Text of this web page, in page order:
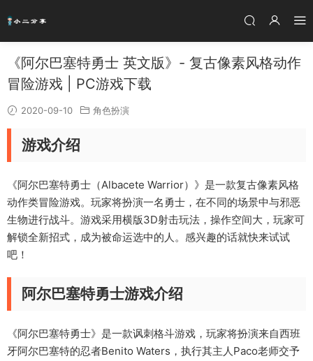
《阿尔巴塞特勇士 英文版》- 复古像素风格动作
冒险游戏 | PC游戏下载
2020-09-10 角色扮演
游戏介绍
《阿尔巴塞特勇士（Albacete Warrior）》是一款复古像素风格
动作类冒险游戏。玩家将扮演一名勇士，在不同的场景中与邪恶
生物进行战斗。游戏采用横版3D射击玩法，操作空间大，玩家可
解锁全新招式，成为被命运选中的人。感兴趣的话就快来试试
吧！
阿尔巴塞特勇士游戏介绍
《阿尔巴塞特勇士》是一款讽刺格斗游戏，玩家将扮演来自西班
牙阿尔巴塞特的忍者Benito Waters，执行其主人Paco老师交予